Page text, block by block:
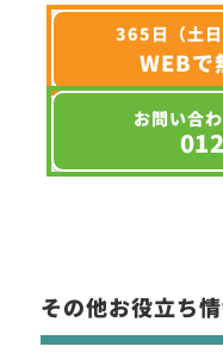
365日（土
WEBで
お問い合
その他お役立ち